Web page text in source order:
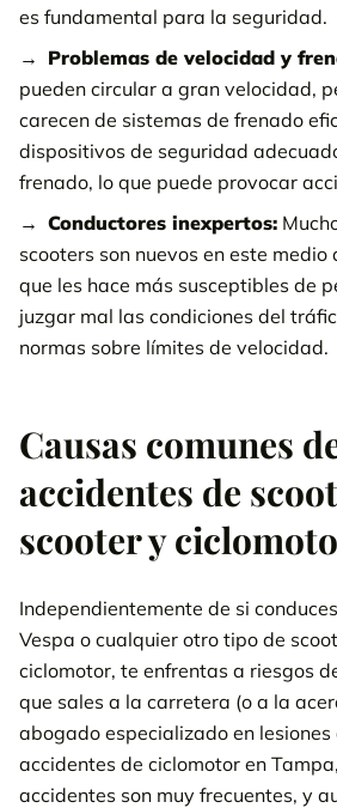
es fundamental para la seguridad.
Problemas de velocidad y
pueden circular a gran velocidad,
carecen de sistemas de frenado
dispositivos de seguridad
frenado, lo que puede provocar
Conductores inexpertos:
scooters son nuevos en este
que les hace más susceptibles de
juzgar mal las condiciones del
normas sobre límites de velocidad.
Causas comunes
accidentes de
scooter y
Independientemente de si
Vespa o cualquier otro tipo de
ciclomotor, te enfrentas a riesgos
que sales a la carretera (o a la
abogado especializado en lesiones
accidentes de ciclomotor en
accidentes son muy frecuentes, y